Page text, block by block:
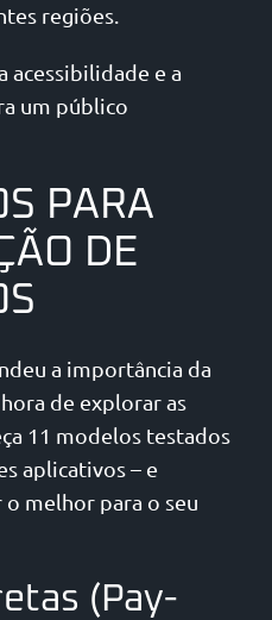
regiões.
acessibilidade e a
um público
PARA
DE
a importância da
de explorar as
11 modelos testados
aplicativos – e
melhor para o seu
(Pay-